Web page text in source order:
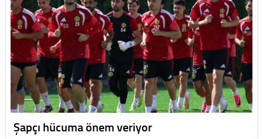
Şapçı hücuma önem veriyor